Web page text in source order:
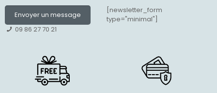
Envoyer un message
09 86 27 70 21
[newsletter_form
type="minimal"]